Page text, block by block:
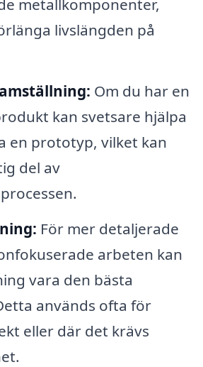
metallkomponenter,
livslängden på
Om du har en
kan svetsare hjälpa
en prototyp, vilket kan
del av
För mer detaljerade
arbeten kan
vara den bästa
används ofta för
eller där det krävs